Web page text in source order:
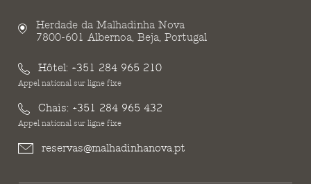
Herdade da Malhadinha Nova
7800-601 Albernoa, Beja, Portugal
Hôtel: +351 284 965 210
Appel national sur ligne fixe
Chais: +351 284 965 432
Appel national sur ligne fixe
reservas@malhadinhanova.pt